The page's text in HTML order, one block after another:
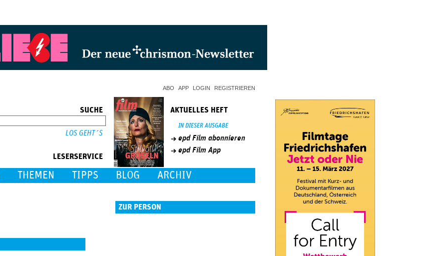
ABO APP LOGIN REGISTRIEREN
SUCHE
LESERSERVICE
AKTUELLES HEFT
IN DIESER AUSGABE
epd Film abonnieren
epd Film App
THEMEN TIPPS BLOG ARCHIV
ZUR PERSON